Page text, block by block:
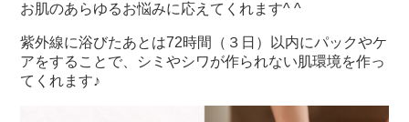
お肌のあらゆるお悩みに応えてくれます^ ^
紫外線に浴びたあとは72時間（３日）以内にパックやケ
アをすることで、 シミやシワが作られない肌環境を作っ
てくれます♪